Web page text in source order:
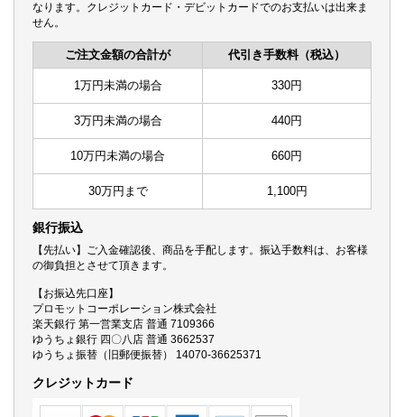
なります。クレジットカード・デビットカードでのお支払いは出来ま
せん。
ご注文金額の合計が 代引き手数料（税込）
1万円未満の場合 330円
3万円未満の場合 440円
10万円未満の場合 660円
30万円まで 1,100円
銀行振込
【先払い】ご入金確認後、商品を手配します。振込手数料は、お客様
の御負担とさせて頂きます。
【お振込先口座】
プロモットコーポレーション株式会社
楽天銀行 第一営業支店 普通 7109366
ゆうちょ銀行 四〇八店 普通 3662537
ゆうちょ振替（旧郵便振替） 14070-36625371
クレジットカード